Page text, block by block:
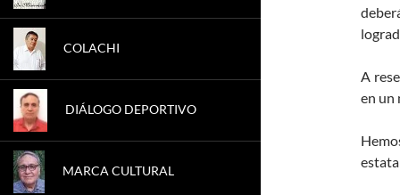
A
en un
COLACHI
DIÁLOGO DEPORTIVO
MARCA CULTURAL